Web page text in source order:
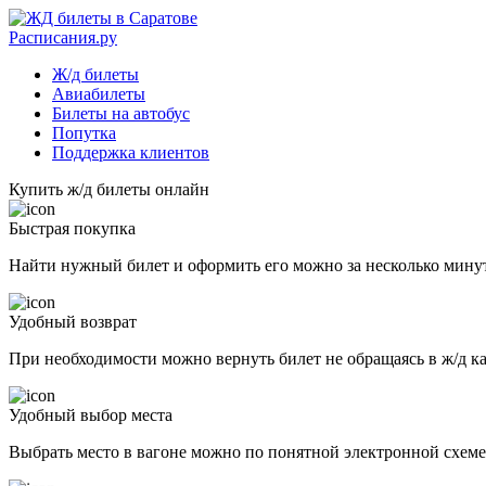
Расписания.ру
Ж/д билеты
Авиабилеты
Билеты на автобус
Попутка
Поддержка клиентов
Купить ж/д билеты онлайн
Быстрая покупка
Найти нужный билет и оформить его можно за несколько
Удобный возврат
При необходимости можно вернуть билет не обращаясь в ж/д
Удобный выбор места
Выбрать место в вагоне можно по понятной электронной схеме